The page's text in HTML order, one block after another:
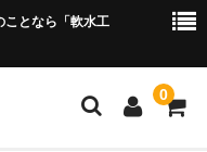
ことなら「軟水工
0